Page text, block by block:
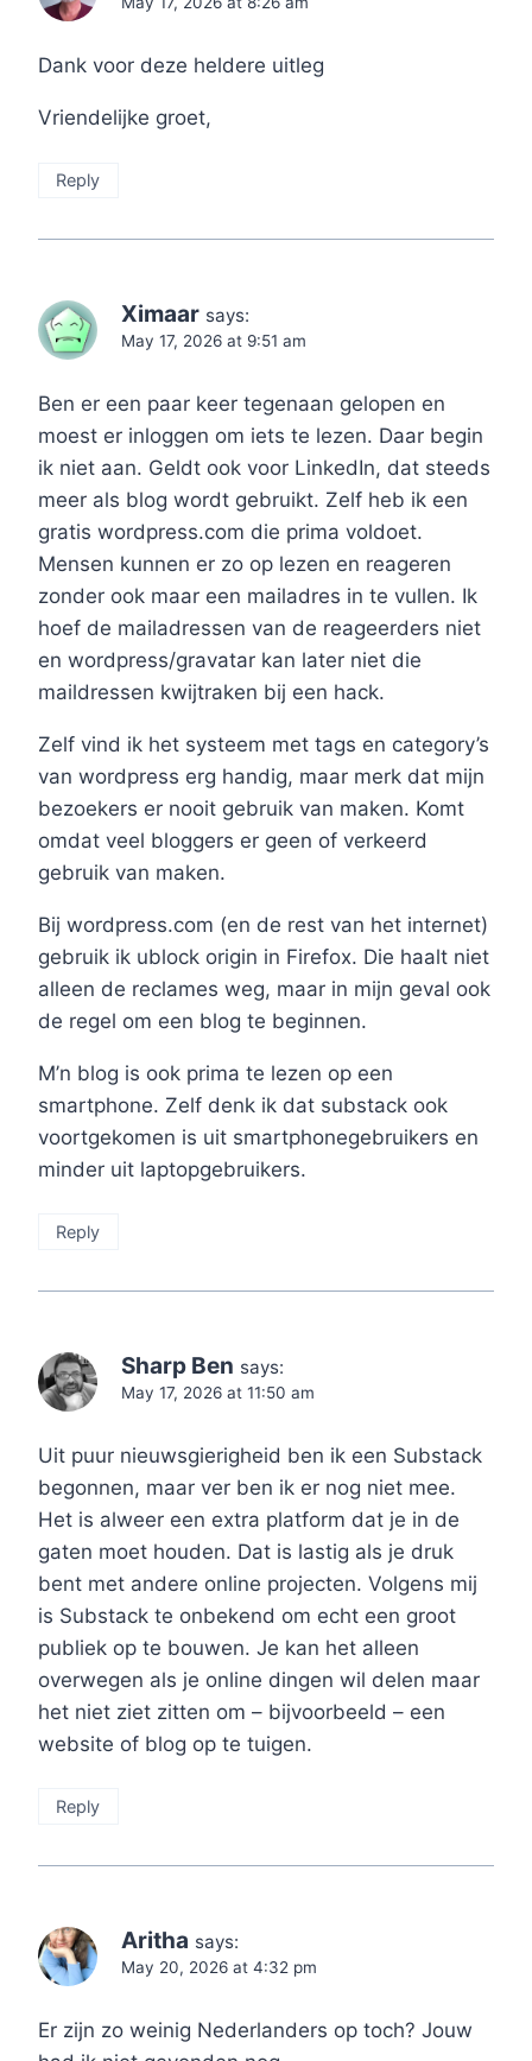
Dank voor deze heldere uitleg
Vriendelijke groet,
Reply
Ximaar says:
May 17, 2026 at 9:51 am
Ben er een paar keer tegenaan gelopen en
moest er inloggen om iets te lezen. Daar begin
ik niet aan. Geldt ook voor LinkedIn, dat steeds
meer als blog wordt gebruikt. Zelf heb ik een
gratis wordpress.com die prima voldoet.
Mensen kunnen er zo op lezen en reageren
zonder ook maar een mailadres in te vullen. Ik
hoef de mailadressen van de reageerders niet
en wordpress/gravatar kan later niet die
maildressen kwijtraken bij een hack.
Zelf vind ik het systeem met tags en category’s
van wordpress erg handig, maar merk dat mijn
bezoekers er nooit gebruik van maken. Komt
omdat veel bloggers er geen of verkeerd
gebruik van maken.
Bij wordpress.com (en de rest van het internet)
gebruik ik ublock origin in Firefox. Die haalt niet
alleen de reclames weg, maar in mijn geval ook
de regel om een blog te beginnen.
M’n blog is ook prima te lezen op een
smartphone. Zelf denk ik dat substack ook
voortgekomen is uit smartphonegebruikers en
minder uit laptopgebruikers.
Reply
Sharp Ben says:
May 17, 2026 at 11:50 am
Uit puur nieuwsgierigheid ben ik een Substack
begonnen, maar ver ben ik er nog niet mee.
Het is alweer een extra platform dat je in de
gaten moet houden. Dat is lastig als je druk
bent met andere online projecten. Volgens mij
is Substack te onbekend om echt een groot
publiek op te bouwen. Je kan het alleen
overwegen als je online dingen wil delen maar
het niet ziet zitten om – bijvoorbeeld – een
website of blog op te tuigen.
Reply
Aritha says:
May 20, 2026 at 4:32 pm
Er zijn zo weinig Nederlanders op toch? Jouw